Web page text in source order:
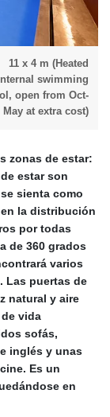
11 x 4 m (Heated
swimming
open from Oct-
May at extra cost)
zonas de estar:
estar son
sienta como
la distribución
por todas
de 360 grados
varios
Las puertas de
natural y aire
vida
sofás,
inglés y unas
Es un
en